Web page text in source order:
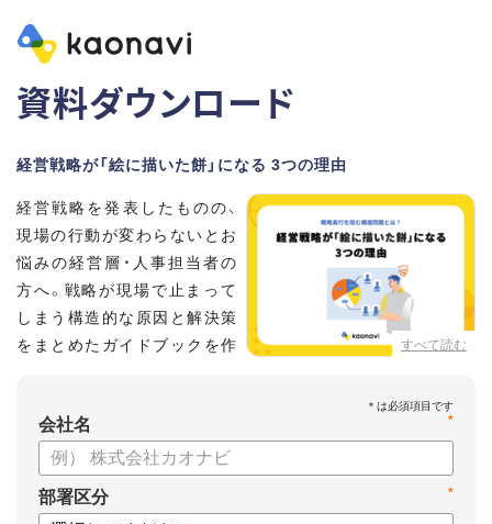
資料ダウンロード
経営戦略が「絵に描いた餅」になる 3つの理由
すべて読む
経営戦略を発表したものの、
現場の行動が変わらないとお
悩みの経営層・人事担当者の
方へ。戦略が現場で止まって
しまう構造的な原因と解決策
をまとめたガイドブックを作
本資料では、自律的に戦略を実行できる組織づくりのステップ
と、タレントマネジメントの視点から具体的なアプローチをお
届けします 。
【資料の内容】
*
会社名
*
部署区分